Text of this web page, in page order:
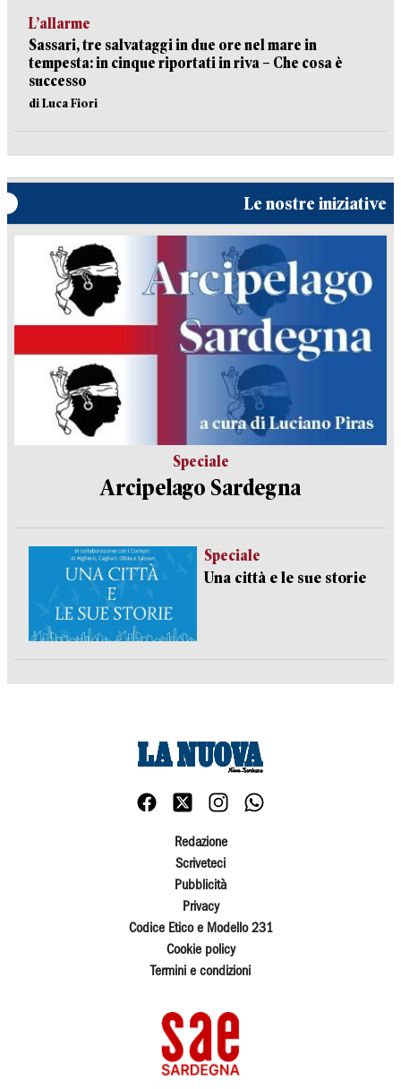
L’allarme
Sassari, tre salvataggi in due ore nel mare in
tempesta: in cinque riportati in riva – Che cosa è
successo
di Luca Fiori
Le nostre iniziative
Speciale
Arcipelago Sardegna
Speciale
Una città e le sue storie
Redazione
Scriveteci
Pubblicità
Privacy
Codice Etico e Modello 231
Cookie policy
Termini e condizioni